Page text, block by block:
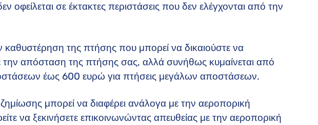
σε έκτακτες περιστάσεις που δεν ελέγχονται από την
της πτήσης που μπορεί να δικαιούστε να
την απόσταση της πτήσης σας, αλλά συνήθως κυμαίνεται από
έως 600 ευρώ για πτήσεις μεγάλων αποστάσεων.
μπορεί να διαφέρει ανάλογα με την αεροπορική
να ξεκινήσετε επικοινωνώντας απευθείας με την αεροπορική